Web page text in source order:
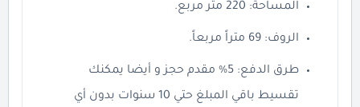
المساحة: 220 متر مربع.
الروف: 69 متراً مربعاً.
طرق الدفع: 5% مقدم حجز و أيضا يمكنك
تقسيط باقي المبلغ حتي 10 سنوات بدون أي